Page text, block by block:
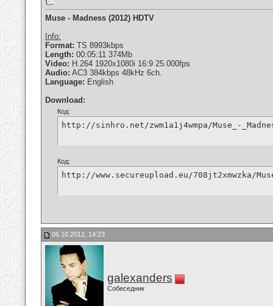
Muse - Madness (2012) HDTV
Info:
Format: TS 8993kbps
Length: 00:05:11 374Mb
Video: H.264 1920x1080i 16:9 25.000fps
Audio: AC3 384kbps 48kHz 6ch.
Language: English
Download:
Код:
http://sinhro.net/zwm1a1j4wmpa/Muse_-
Код:
http://www.secureupload.eu/708jt2xmwzka/
06.10.2012, 14:23
galexanders
Собеседник